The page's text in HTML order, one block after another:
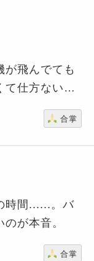
が飛んでても
て仕方ない…
合掌
時間......。バ
が本音。
合掌